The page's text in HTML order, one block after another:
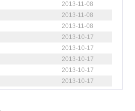
2013-11-08
2013-11-08
2013-11-08
2013-10-17
2013-10-17
2013-10-17
2013-10-17
2013-10-17